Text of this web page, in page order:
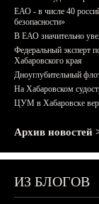
ЕАО - в числе 40
безопасности»
В ЕАО значительно
Федеральный эксперт
Хабаровского края
Дноуглубительный
На Хабаровском
ЦУМ в Хабаровске
Архив новостей
ИЗ БЛОГОВ